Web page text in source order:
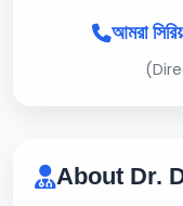
আমরা
About Dr.